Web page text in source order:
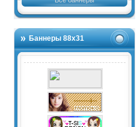
Баннеры 88х31